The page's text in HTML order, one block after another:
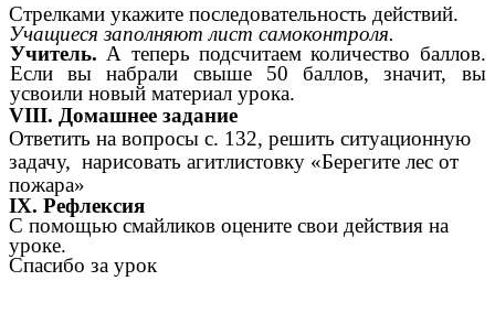
Стрелками укажите последовательность действий.
Учащиеся заполняют лист самоконтроля.
Учитель. А теперь подсчитаем количество баллов.
Если вы набрали свыше 50 баллов, значит, вы
усвоили новый материал урока.
VIII. Домашнее задание
Ответить на вопросы с. 132, решить ситуационную
задачу, нарисовать агитлистовку «Берегите лес от
пожара»
IX. Рефлексия
С помощью смайликов оцените свои действия на
уроке.
Спасибо за урок